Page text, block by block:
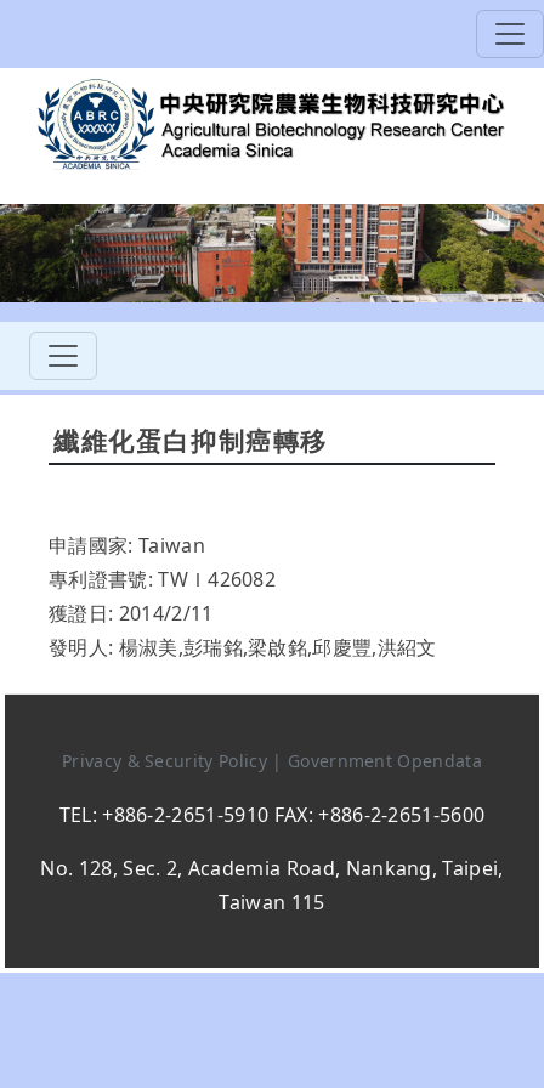
纖維化蛋白抑制癌轉移
申請國家: Taiwan
專利證書號: TWＩ426082
獲證日: 2014/2/11
發明人: 楊淑美,彭瑞銘,梁啟銘,邱慶豐,洪紹文
Privacy & Security Policy | Government Opendata
TEL: +886-2-2651-5910 FAX: +886-2-2651-5600
No. 128, Sec. 2, Academia Road, Nankang, Taipei,
Taiwan 115